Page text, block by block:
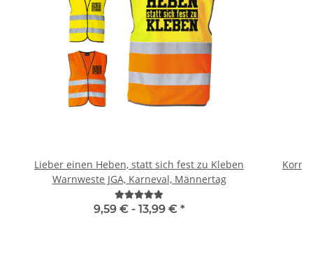
Lieber einen Heben, statt sich fest zu Kleben
Warnweste JGA, Karneval, Männertag
9,59 € - 13,99 € *